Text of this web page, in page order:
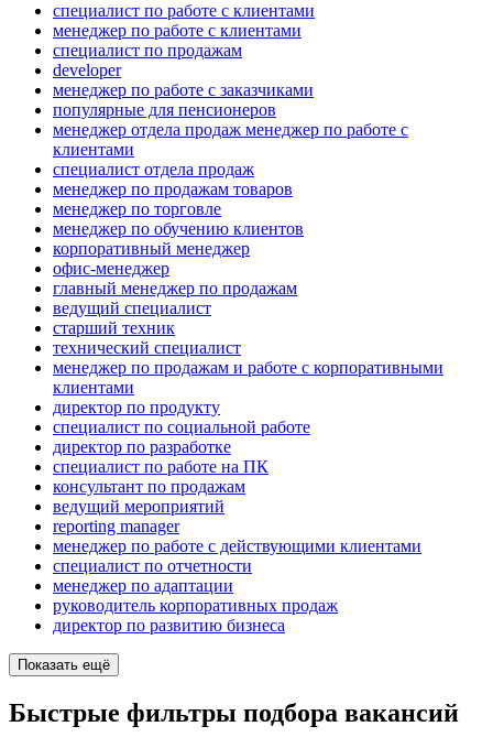
специалист по работе с клиентами
менеджер по работе с клиентами
специалист по продажам
developer
менеджер по работе с заказчиками
популярные для пенсионеров
менеджер отдела продаж менеджер по работе с
клиентами
специалист отдела продаж
менеджер по продажам товаров
менеджер по торговле
менеджер по обучению клиентов
корпоративный менеджер
офис-менеджер
главный менеджер по продажам
ведущий специалист
старший техник
технический специалист
менеджер по продажам и работе с корпоративными
клиентами
директор по продукту
специалист по социальной работе
директор по разработке
специалист по работе на ПК
консультант по продажам
ведущий мероприятий
reporting manager
менеджер по работе с действующими клиентами
специалист по отчетности
менеджер по адаптации
руководитель корпоративных продаж
директор по развитию бизнеса
Показать ещё
Быстрые фильтры подбора вакансий